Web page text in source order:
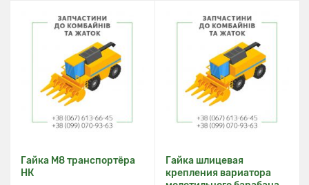
Гайка М8 транспортёра
НК
Гайка шлицевая
крепления вариатора